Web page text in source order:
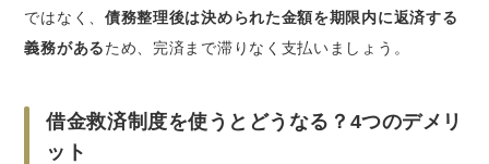
ではなく、 債務整理後は決められた金額を期限内に返済する
義務があるため、完済まで滞りなく支払いましょう。
借金救済制度を使うとどうなる？4つのデメリ
ット